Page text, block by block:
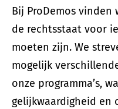
Bij ProDemos
de rechtsstaat voor
moeten zijn. We
mogelijk
onze programma’s,
gelijkwaardigheid en